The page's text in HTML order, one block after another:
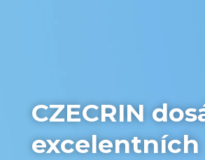
CZECRIN
excelentních